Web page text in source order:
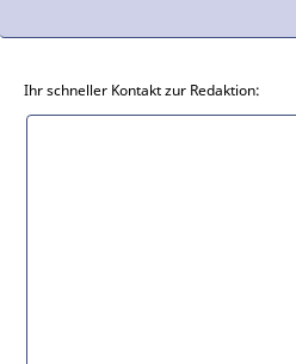
Ihr schneller Kontakt zur Redaktion: